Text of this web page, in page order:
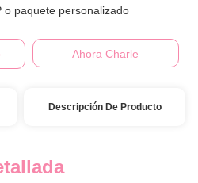
o paquete personalizado
Ahora Charle
Descripción De Producto